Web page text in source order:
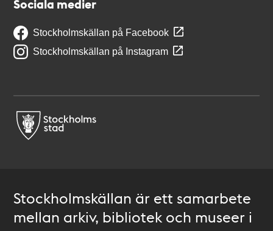
Sociala medier
Stockholmskällan på Facebook
Stockholmskällan på Instagram
Stockholmskällan är ett samarbete
mellan arkiv, bibliotek och museer i